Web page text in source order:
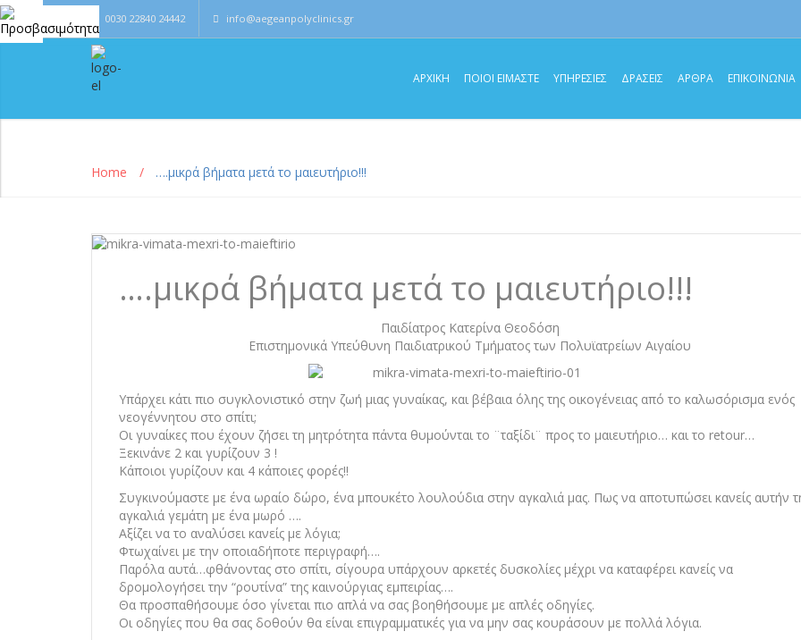
0030 22840 24442 info@aegeanpolyclinics.gr
ΑΡΧΙΚΗ ΠΟΙΟΙ ΕΙΜΑΣΤΕ ΥΠΗΡΕΣΙΕΣ ΔΡΑΣΕΙΣ ΑΡΘΡΑ ΕΠΙΚΟΙΝΩΝΙΑ
Home ….μικρά βήματα μετά το μαιευτήριο!!!
….μικρά βήματα μετά το μαιευτήριο!!!
Παιδίατρος Κατερίνα Θεοδόση
Επιστημονικά Υπεύθυνη Παιδιατρικού Τμήματος των Πολυϊατρείων Αιγαίου
Υπάρχει κάτι πιο συγκλονιστικό στην ζωή μιας γυναίκας, και βέβαια όλης της οικογένειας από το καλωσόρισμα ενός
νεογέννητου στο σπίτι;
Οι γυναίκες που έχουν ζήσει τη μητρότητα πάντα θυμούνται το ¨ταξίδι¨ προς το μαιευτήριο… και το retour…
Ξεκινάνε 2 και γυρίζουν 3 !
Κάποιοι γυρίζουν και 4 κάποιες φορές!!
Συγκινούμαστε με ένα ωραίο δώρο, ένα μπουκέτο λουλούδια στην αγκαλιά μας. Πως να αποτυπώσει κανείς αυτήν
αγκαλιά γεμάτη με ένα μωρό ….
Αξίζει να το αναλύσει κανείς με λόγια;
Φτωχαίνει με την οποιαδήποτε περιγραφή….
Παρόλα αυτά…φθάνοντας στο σπίτι, σίγουρα υπάρχουν αρκετές δυσκολίες μέχρι να καταφέρει κανείς να
δρομολογήσει την “ρουτίνα” της καινούργιας εμπειρίας….
Θα προσπαθήσουμε όσο γίνεται πιο απλά να σας βοηθήσουμε με απλές οδηγίες.
Οι οδηγίες που θα σας δοθούν θα είναι επιγραμματικές για να μην σας κουράσουν με πολλά λόγια.